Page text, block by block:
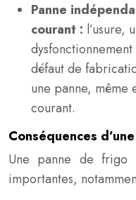
Panne
courant : l’usure,
défaut de
une panne, même
courant.
Conséquences
Une panne de frigo
importantes,